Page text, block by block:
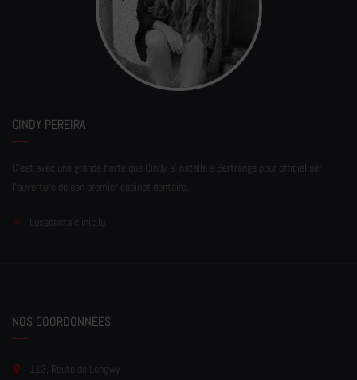
CINDY PEREIRA
C'est avec une grande fierté que Cindy s'installe à Bertrange pour officialiser
l'ouverture de son premier cabinet dentaire.
Luxedentalclinic.lu
NOS COORDONNÉES
113, Route de Longwy